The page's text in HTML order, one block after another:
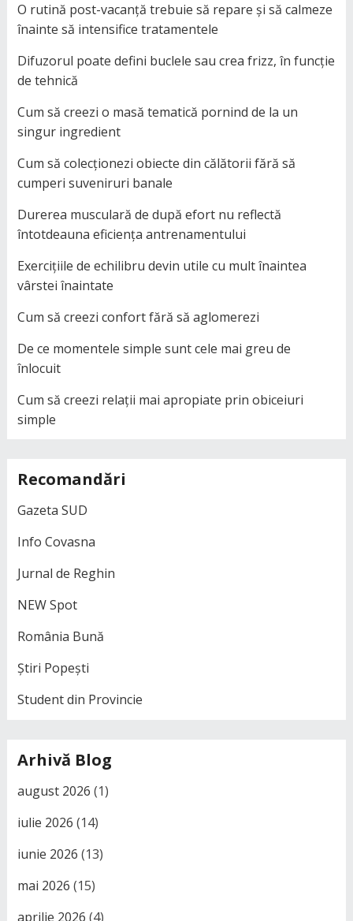
O rutină post-vacanță trebuie să repare și să calmeze
înainte să intensifice tratamentele
Difuzorul poate defini buclele sau crea frizz, în funcție
de tehnică
Cum să creezi o masă tematică pornind de la un
singur ingredient
Cum să colecționezi obiecte din călătorii fără să
cumperi suveniruri banale
Durerea musculară de după efort nu reflectă
întotdeauna eficiența antrenamentului
Exercițiile de echilibru devin utile cu mult înaintea
vârstei înaintate
Cum să creezi confort fără să aglomerezi
De ce momentele simple sunt cele mai greu de
înlocuit
Cum să creezi relații mai apropiate prin obiceiuri
simple
Recomandări
Gazeta SUD
Info Covasna
Jurnal de Reghin
NEW Spot
România Bună
Știri Popești
Student din Provincie
Arhivă Blog
august 2026 (1)
iulie 2026 (14)
iunie 2026 (13)
mai 2026 (15)
aprilie 2026 (4)